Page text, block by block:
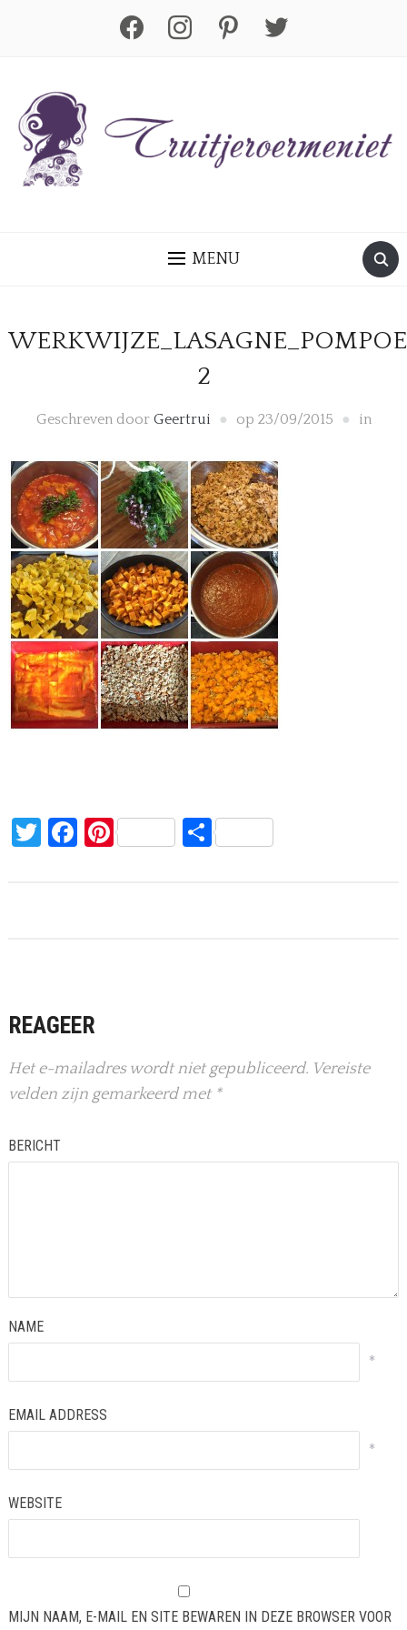
facebook instagram pinterest twitter
MENU
2
Geschreven door Geertrui op 23/09/2015 in
Twitter
Facebook
PinterestDelen
REAGEER
Het e-mailadres wordt niet gepubliceerd. Vereiste
velden zijn gemarkeerd met *
BERICHT
NAME
*
EMAIL ADDRESS
*
WEBSITE
MIJN NAAM, E-MAIL EN SITE BEWAREN IN DEZE BROWSER VOOR